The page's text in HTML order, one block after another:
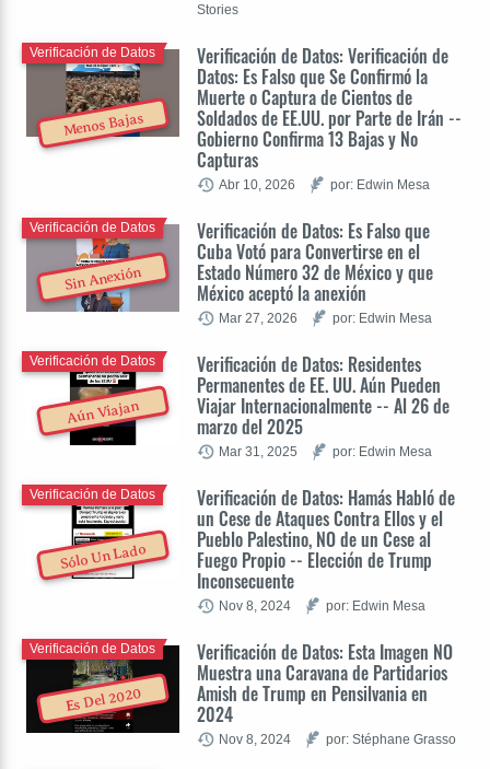
Stories
Menos Bajas
Verificación de Datos: Verificación de
Datos: Es Falso que Se Confirmó la
Muerte o Captura de Cientos de
Soldados de EE.UU. por Parte de Irán --
Gobierno Confirma 13 Bajas y No
Capturas
Verificación de Datos
Abr 10, 2026 por: Edwin Mesa
Sin Anexión
Verificación de Datos: Es Falso que
Cuba Votó para Convertirse en el
Estado Número 32 de México y que
México aceptó la anexión
Verificación de Datos
Mar 27, 2026 por: Edwin Mesa
Aún Viajan
Verificación de Datos: Residentes
Permanentes de EE. UU. Aún Pueden
Viajar Internacionalmente -- Al 26 de
marzo del 2025
Verificación de Datos
Mar 31, 2025 por: Edwin Mesa
Sólo Un Lado
Verificación de Datos: Hamás Habló de
un Cese de Ataques Contra Ellos y el
Pueblo Palestino, NO de un Cese al
Fuego Propio -- Elección de Trump
Inconsecuente
Verificación de Datos
Nov 8, 2024 por: Edwin Mesa
Es Del 2020
Verificación de Datos: Esta Imagen NO
Muestra una Caravana de Partidarios
Amish de Trump en Pensilvania en
2024
Verificación de Datos
Nov 8, 2024 por: Stéphane Grasso